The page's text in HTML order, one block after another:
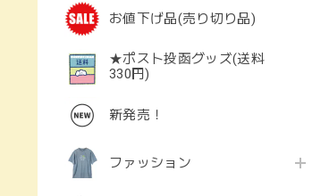
お値下げ品(売り切り品)
★ポスト投函グッズ(送料
330円)
新発売！
ファッション